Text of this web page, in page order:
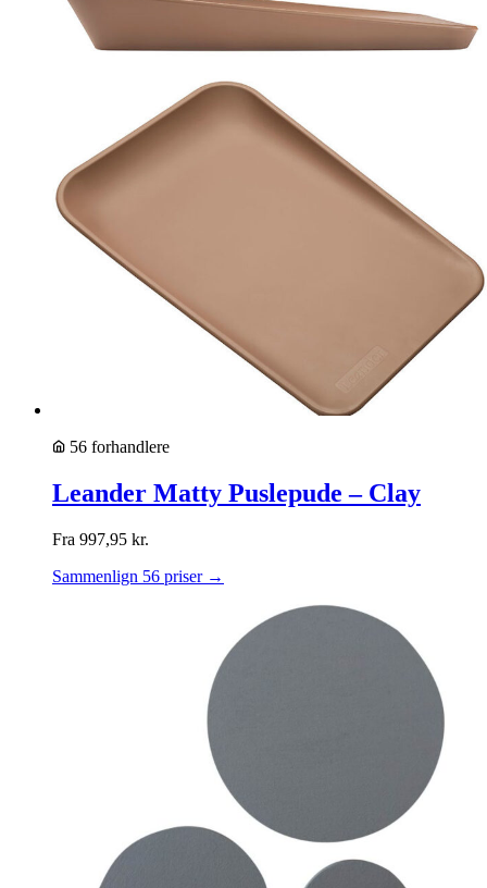
56 forhandlere
Leander Matty Puslepude – Clay
Fra 997,95 kr.
Sammenlign 56 priser →